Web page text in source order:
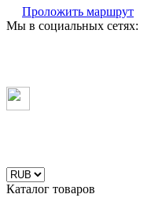
Проложить маршрут
Мы в социальных сетях:
Каталог товаров